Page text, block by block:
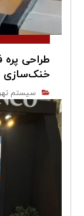
طراحی پره‌
خنک‌سازی
سیستم